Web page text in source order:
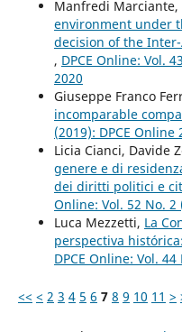
Manfredi Marciante,
environment under
decision of the
, DPCE Online: Vol.
2020
Giuseppe Franco
incomparable
(2019): DPCE Online
Licia Cianci, Davide
genere e di
dei diritti politici e
Online: Vol. 52 No. 2
Luca Mezzetti, La
perspectiva
DPCE Online: Vol.
<< < 2 3 4 5 6 7 8 9 10 11 >